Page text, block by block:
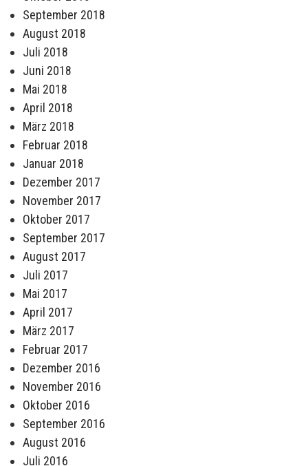
September 2018
August 2018
Juli 2018
Juni 2018
Mai 2018
April 2018
März 2018
Februar 2018
Januar 2018
Dezember 2017
November 2017
Oktober 2017
September 2017
August 2017
Juli 2017
Mai 2017
April 2017
März 2017
Februar 2017
Dezember 2016
November 2016
Oktober 2016
September 2016
August 2016
Juli 2016